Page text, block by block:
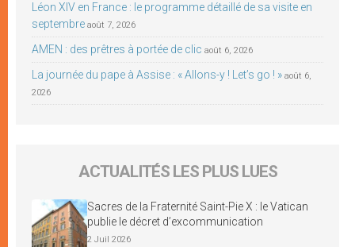
Léon XIV en France : le programme détaillé de sa visite en
septembre août 7, 2026
AMEN : des prêtres à portée de clic août 6, 2026
La journée du pape à Assise : « Allons-y ! Let’s go ! » août 6,
2026
ACTUALITÉS LES PLUS LUES
Sacres de la Fraternité Saint-Pie X : le Vatican
publie le décret d’excommunication
2 Juil 2026